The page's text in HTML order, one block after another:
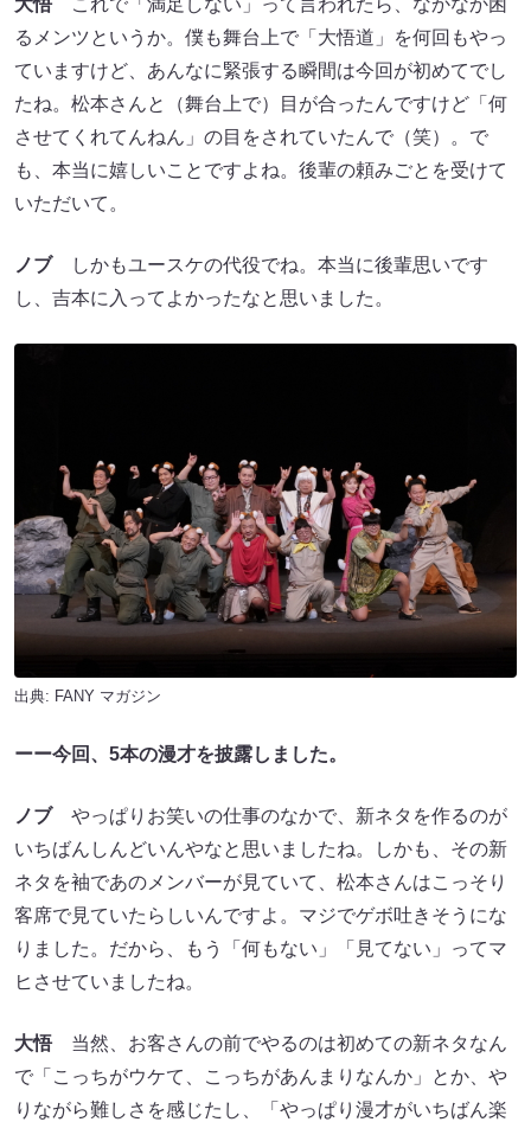
大悟これで「満足しない」って言われたら、なかなか困
るメンツというか。僕も舞台上で「大悟道」を何回もやっ
ていますけど、あんなに緊張する瞬間は今回が初めてでし
たね。松本さんと（舞台上で）目が合ったんですけど「何
させてくれてんねん」の目をされていたんで（笑）。で
も、本当に嬉しいことですよね。後輩の頼みごとを受けて
いただいて。
ノブしかもユースケの代役でね。本当に後輩思いです
し、吉本に入ってよかったなと思いました。
出典: FANY マガジン
ーー今回、5本の漫才を披露しました。
ノブやっぱりお笑いの仕事のなかで、新ネタを作るのが
いちばんしんどいんやなと思いましたね。しかも、その新
ネタを袖であのメンバーが見ていて、松本さんはこっそり
客席で見ていたらしいんですよ。マジでゲボ吐きそうにな
りました。だから、もう「何もない」「見てない」ってマ
ヒさせていましたね。
大悟当然、お客さんの前でやるのは初めての新ネタなん
で「こっちがウケて、こっちがあんまりなんか」とか、や
りながら難しさを感じたし、「やっぱり漫才がいちばん楽